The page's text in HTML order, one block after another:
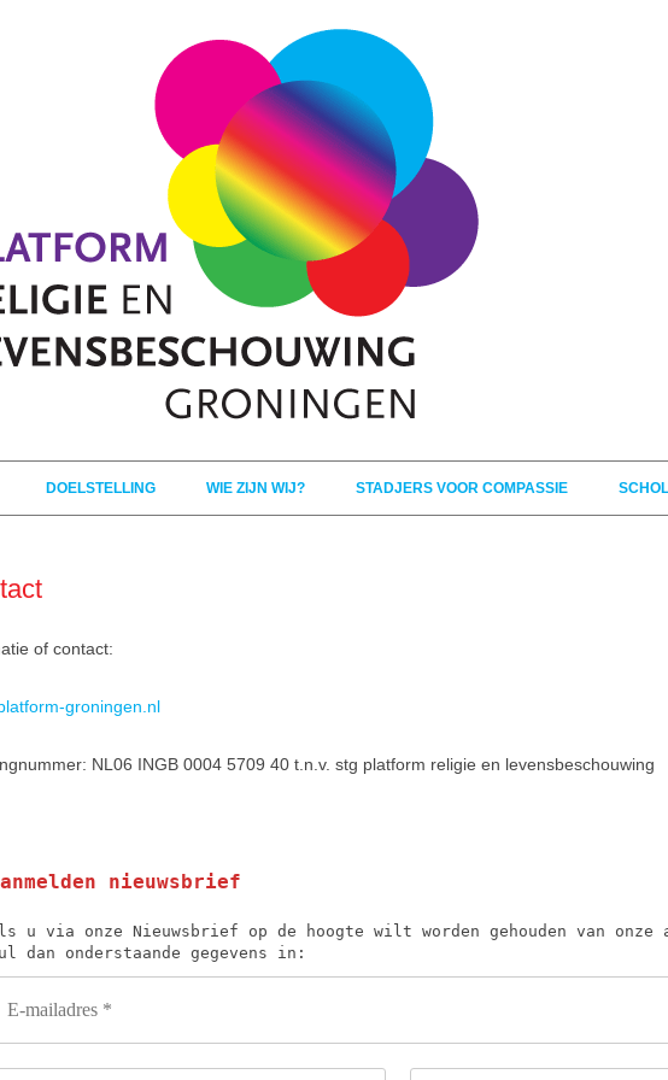
DOELSTELLING WIE ZIJN WIJ? STADJERS VOOR COMPASSIE
of contact:
groningen.nl
NL06 INGB 0004 5709 40 t.n.v. stg platform religie en levensbeschouwing
nieuwsbrief
u via onze Nieuwsbrief op de hoogte wilt worden gehouden van
dan onderstaande gegevens in: